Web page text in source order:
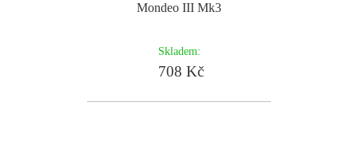
Mondeo III Mk3
Skladem:
708 Kč